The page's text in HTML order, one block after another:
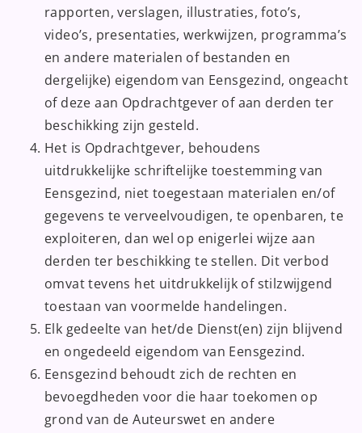
rapporten, verslagen, illustraties, foto’s,
video’s, presentaties, werkwijzen, programma’s
en andere materialen of bestanden en
dergelijke) eigendom van Eensgezind, ongeacht
of deze aan Opdrachtgever of aan derden ter
beschikking zijn gesteld.
Het is Opdrachtgever, behoudens
uitdrukkelijke schriftelijke toestemming van
Eensgezind, niet toegestaan materialen en/of
gegevens te verveelvoudigen, te openbaren, te
exploiteren, dan wel op enigerlei wijze aan
derden ter beschikking te stellen. Dit verbod
omvat tevens het uitdrukkelijk of stilzwijgend
toestaan van voormelde handelingen.
Elk gedeelte van het/de Dienst(en) zijn blijvend
en ongedeeld eigendom van Eensgezind.
Eensgezind behoudt zich de rechten en
bevoegdheden voor die haar toekomen op
grond van de Auteurswet en andere